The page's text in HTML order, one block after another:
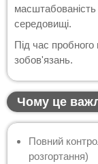
масштабованість
середовищі.
Під час
зобов'язань.
Чому це
Повний
розгортання)